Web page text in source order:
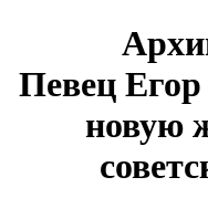
Певец Егор
новую